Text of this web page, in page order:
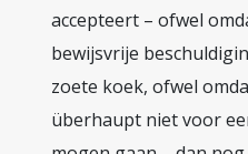
accepteert – ofwel
bewijsvrije
zoete koek, ofwel
überhaupt niet voor